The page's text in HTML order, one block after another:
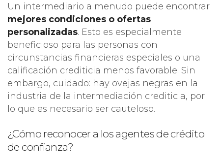
Un intermediario a menudo puede encontrar
mejores condiciones o ofertas
personalizadas. Esto es especialmente
beneficioso para las personas con
circunstancias financieras especiales o una
calificación crediticia menos favorable. Sin
embargo, cuidado: hay ovejas negras en la
industria de la intermediación crediticia, por
lo que es necesario ser cauteloso.
¿Cómo reconocer a los agentes de crédito
de confianza?